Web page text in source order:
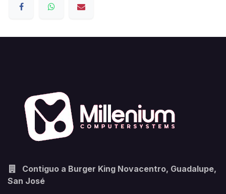
Contiguo a Burger King Novacentro, Guadalupe,
San José